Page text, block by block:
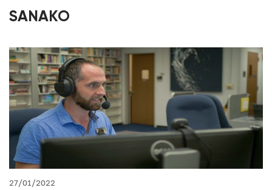
SANAKO
27/01/2022